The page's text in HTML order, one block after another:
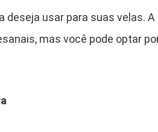
deseja usar para suas velas.
mas você pode optar